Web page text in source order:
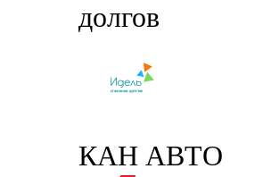
долгов
КАН АВТО